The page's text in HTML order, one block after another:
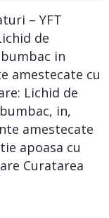
– YFT
de
in
amestecate cu
Lichid de
in,
amestecate
apoasa cu
Curatarea